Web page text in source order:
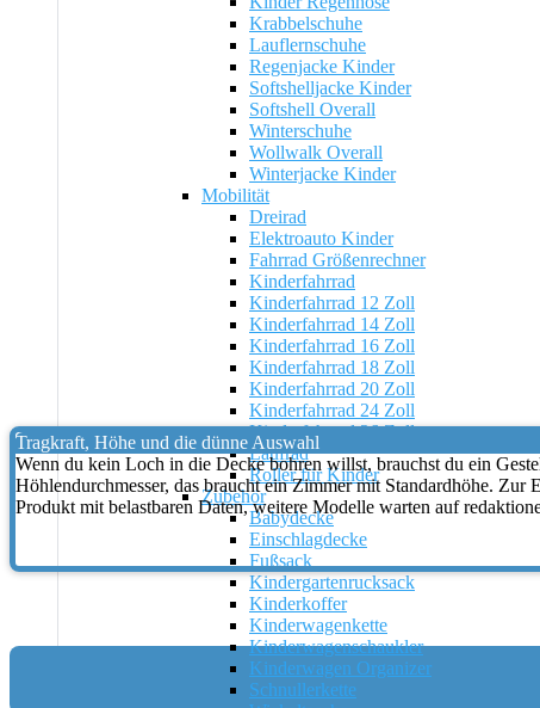
Krabbelschuhe
Lauflernschuhe
Regenjacke Kinder
Softshelljacke Kinder
Softshell Overall
Winterschuhe
Wollwalk Overall
Winterjacke Kinder
Mobilität
Dreirad
Elektroauto Kinder
Fahrrad Größenrechner
Kinderfahrrad
Kinderfahrrad 12 Zoll
Kinderfahrrad 14 Zoll
Kinderfahrrad 16 Zoll
Kinderfahrrad 18 Zoll
Kinderfahrrad 20 Zoll
Kinderfahrrad 24 Zoll
Kinderfahrrad 26 Zoll
Laufrad
Roller für Kinder
Zubehör
Babydecke
Einschlagdecke
Fußsack
Kindergartenrucksack
Kinderkoffer
Kinderwagenkette
Kinderwagenschaukler
Kinderwagen Organizer
Schnullerkette
Tragkraft, Höhe und die dünne Auswahl
Wenn du kein Loch in die Decke bohren willst, brauchst du ein
Höhlendurchmesser, das braucht ein Zimmer mit Standardhöhe.
Produkt mit belastbaren Daten, weitere Modelle warten auf